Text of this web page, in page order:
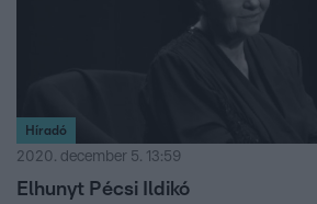
Híradó
2020. december 5. 13:59
Elhunyt Pécsi Ildikó